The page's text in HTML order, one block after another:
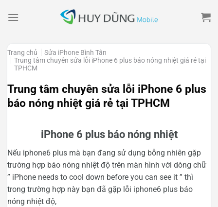
Trang chủ
Sửa iPhone Bình Tân
Trung tâm chuyên sửa lỗi iPhone 6 plus báo nóng nhiệt giá rẻ tại
TPHCM
Trung tâm chuyên sửa lỗi iPhone 6 plus
báo nóng nhiệt giá rẻ tại TPHCM
iPhone 6 plus báo nóng nhiệt
Nếu iphone6 plus mà bạn đang sử dụng bỗng nhiên gặp
trường hợp báo nóng nhiệt độ trên màn hình với dòng chữ
” iPhone needs to cool down before you can see it ” thì
trong trường hợp này bạn đã gặp lỗi iphone6 plus báo
nóng nhiệt độ,